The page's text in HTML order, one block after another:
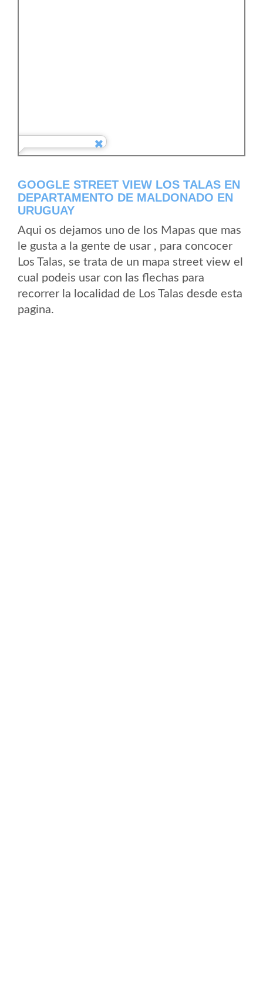
GOOGLE STREET VIEW LOS TALAS EN
DEPARTAMENTO DE MALDONADO EN
URUGUAY
Aqui os dejamos uno de los Mapas que mas
le gusta a la gente de usar , para concocer
Los Talas, se trata de un mapa street view el
cual podeis usar con las flechas para
recorrer la localidad de Los Talas desde esta
pagina.